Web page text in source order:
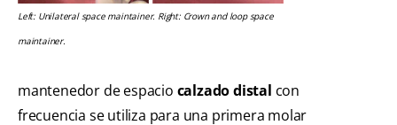
Left: Unilateral space maintainer. Right: Crown and loop space
maintainer.
mantenedor de espacio calzado distal con
frecuencia se utiliza para una primera molar